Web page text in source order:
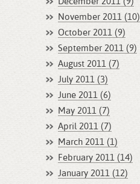
November 2011 (10)
October 2011 (9)
September 2011 (9)
August 2011 (7)
July 2011 (3)
June 2011 (6)
May 2011 (7)
April 2011 (7)
March 2011 (1)
February 2011 (14)
January 2011 (12)